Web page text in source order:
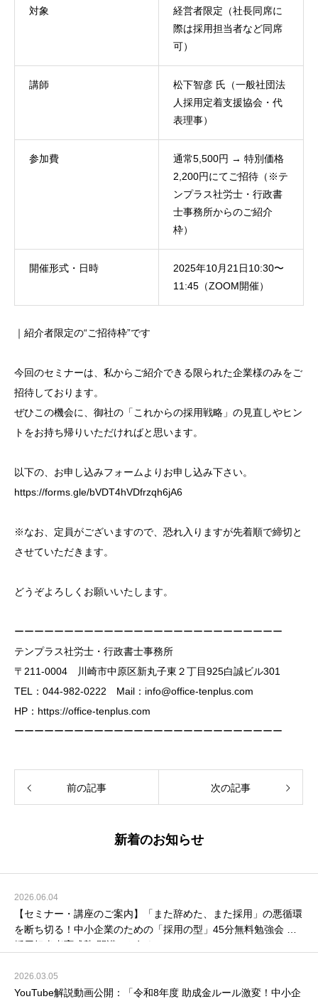
対象
経営者限定（社長同席に
際は採用担当者など同席
可）
講師
松下智彦 氏（一般社団法
人採用定着支援協会・代
表理事）
参加費
通常5,500円 → 特別価格
2,200円にてご招待（※テ
ンプラス社労士・行政書
士事務所からのご紹介
枠）
開催形式・日時
2025年10月21日10:30〜
11:45（ZOOM開催）
｜紹介者限定の“ご招待枠”です
今回のセミナーは、私からご紹介できる限られた企業様のみをご
招待しております。
ぜひこの機会に、御社の「これからの採用戦略」の見直しやヒン
トをお持ち帰りいただければと思います。
以下の、お申し込みフォームよりお申し込み下さい。
https://forms.gle/bVDT4hVDfrzqh6jA6
※なお、定員がございますので、恐れ入りますが先着順で締切と
させていただきます。
どうぞよろしくお願いいたします。
ーーーーーーーーーーーーーーーーーーーーーーーーーーー
テンプラス社労士・行政書士事務所
〒211-0004 川崎市中原区新丸子東２丁目925白誠ビル301
TEL：044-982-0222 Mail： info@office-tenplus.com
HP： https://office-tenplus.com
ーーーーーーーーーーーーーーーーーーーーーーーーーーー
前の記事 次の記事
新着のお知らせ
2026.06.04
【セミナー・講座のご案内】「また辞めた、また採用」の悪循環
を断ち切る！中小企業のための「採用の型」45分無料勉強会 ＆
採用担当者育成塾 開講のお知らせ
2026.03.05
YouTube解説動画公開：「令和8年度 助成金ルール激変！中小企